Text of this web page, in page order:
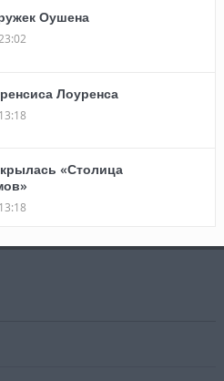
Оушена
Лоуренса
«Столица